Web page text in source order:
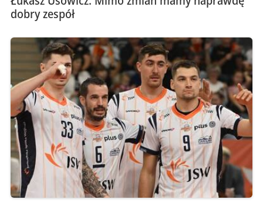
dobry zespół